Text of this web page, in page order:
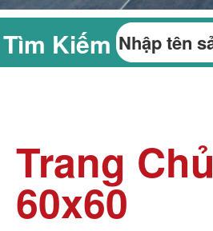
Tìm Kiếm
Trang Chủ
60x60